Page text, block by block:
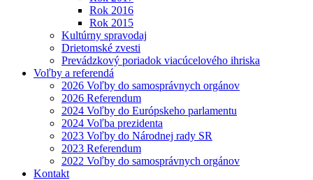
Rok 2016
Rok 2015
Kultúrny spravodaj
Drietomské zvesti
Prevádzkový poriadok viacúcelového ihriska
Voľby a referendá
2026 Voľby do samosprávnych orgánov
2026 Referendum
2024 Voľby do Európskeho parlamentu
2024 Voľba prezidenta
2023 Voľby do Národnej rady SR
2023 Referendum
2022 Voľby do samosprávnych orgánov
Kontakt